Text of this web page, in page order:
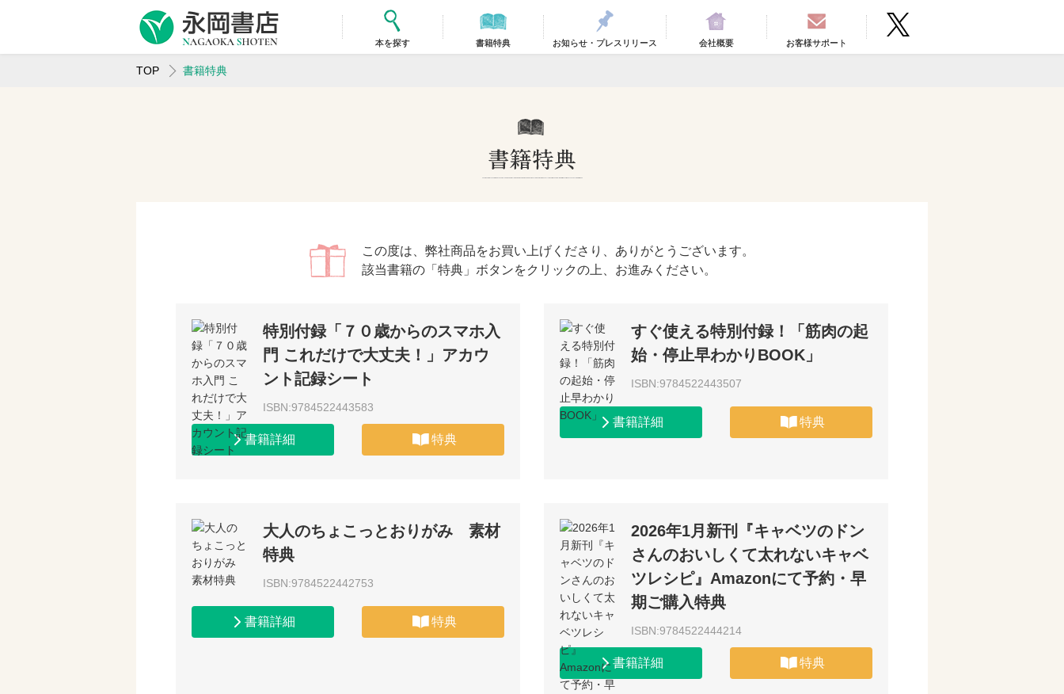
本を探す 書籍特典 お知らせ・プレスリリース 会社概要 お客様サポート
TOP 書籍特典
この度は、弊社商品をお買い上げくださり、ありがとうございます。
該当書籍の「特典」ボタンをクリックの上、お進みください。
特別付録「７０歳からのスマホ入
門 これだけで大丈夫！」アカウ
ント記録シート
ISBN:9784522443583
書籍詳細 特典
すぐ使える特別付録！「筋肉の起
始・停止早わかりBOOK」
ISBN:9784522443507
書籍詳細 特典
大人のちょこっとおりがみ 素材
特典
ISBN:9784522442753
書籍詳細 特典
2026年1月新刊『キャベツのドン
さんのおいしくて太れないキャベ
ツレシピ』Amazonにて予約・早
期ご購入特典
ISBN:9784522444214
書籍詳細 特典